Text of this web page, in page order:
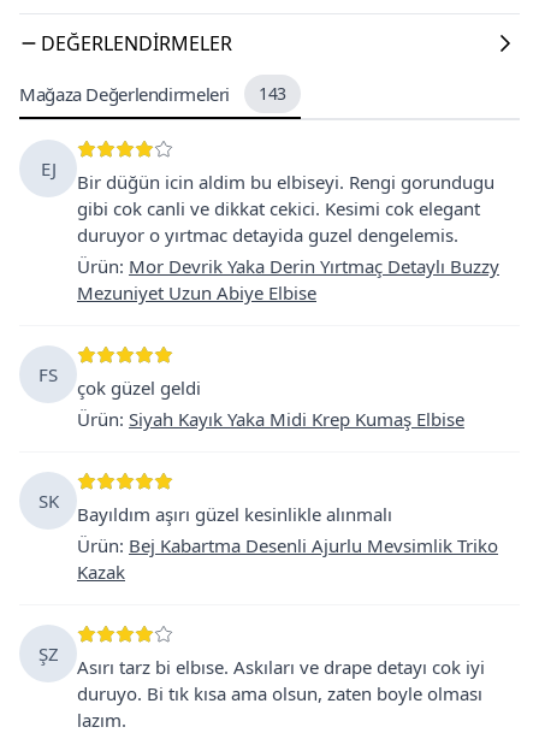
DEĞERLENDIRMELER
Mağaza Değerlendirmeleri 143
EJ
Bir düğün icin aldim bu elbiseyi. Rengi gorundugu
gibi cok canli ve dikkat cekici. Kesimi cok elegant
duruyor o yırtmac detayida guzel dengelemis.
Ürün: Mor Devrik Yaka Derin Yırtmaç Detaylı Buzzy
Mezuniyet Uzun Abiye Elbise
FS
çok güzel geldi
Ürün: Siyah Kayık Yaka Midi Krep Kumaş Elbise
SK
Bayıldım aşırı güzel kesinlikle alınmalı
Ürün: Bej Kabartma Desenli Ajurlu Mevsimlik Triko
Kazak
ŞZ
Asırı tarz bi elbıse. Askıları ve drape detayı cok iyi
duruyo. Bi tık kısa ama olsun, zaten boyle olması
lazım.